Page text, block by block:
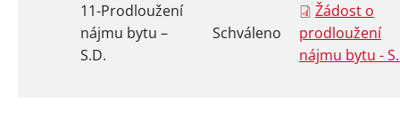
11-Prodloužení
nájmu bytu –
S.D.
Schváleno
Žádost o
prodloužení
nájmu bytu -